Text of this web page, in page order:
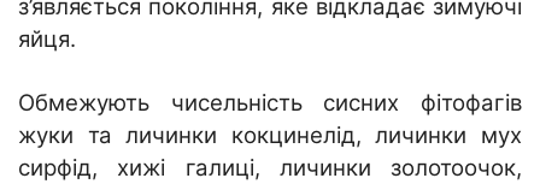
з’являється покоління, яке відкладає зимуючі
яйця.
Обмежують чисельність сисних фітофагів
жуки та личинки кокцинелід, личинки мух
сирфід, хижі галиці, личинки золотоочок,